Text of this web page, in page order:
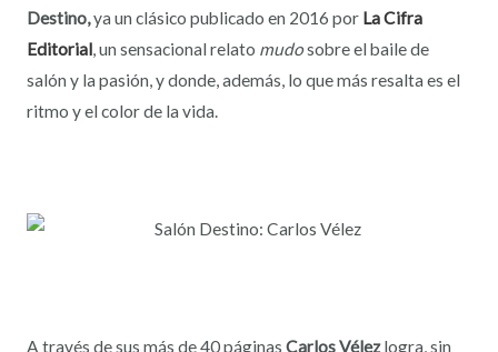
Destino,ya un clásico publicado en 2016 por La Cifra
Editorial,un sensacional relato mudosobre el baile de
salón y la pasión, y donde, además, lo que más resalta es el
ritmo y el color de la vida.
A través de sus más de 40 páginas Carlos Vélezlogra, sin